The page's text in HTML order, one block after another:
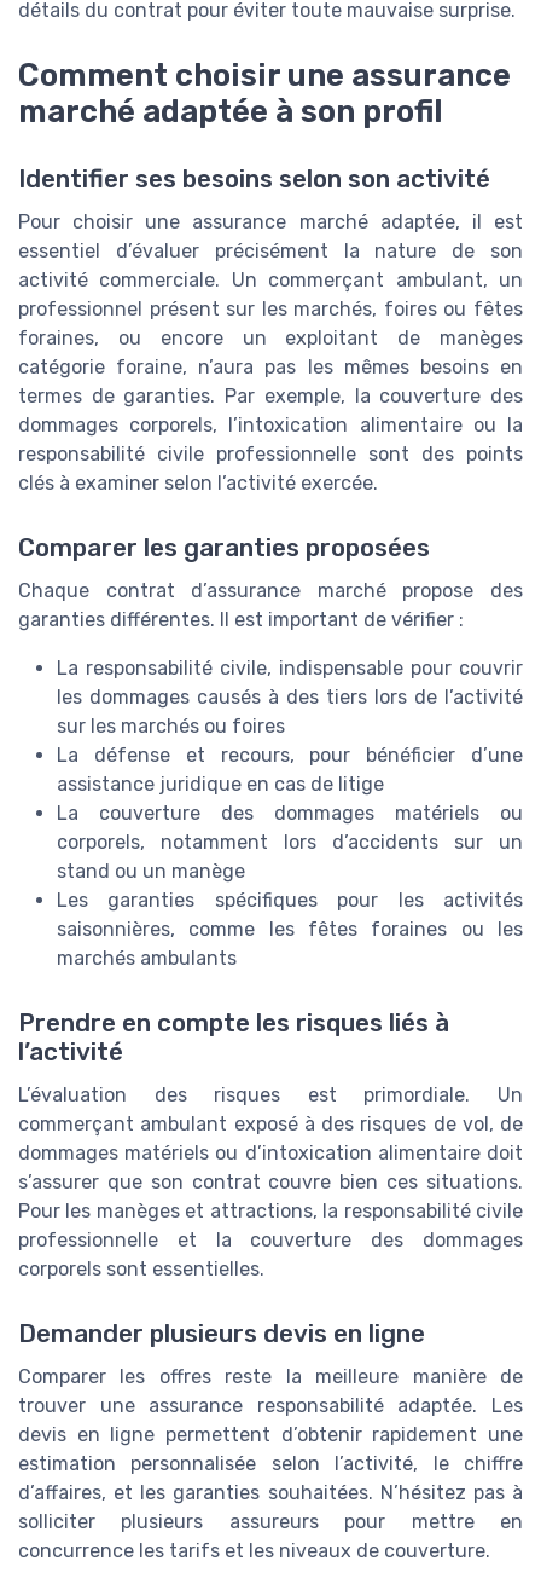
détails du contrat pour éviter toute mauvaise surprise.
Comment choisir une assurance
marché adaptée à son profil
Identifier ses besoins selon son activité
Pour choisir une assurance marché adaptée, il est
essentiel d’évaluer précisément la nature de son
activité commerciale. Un commerçant ambulant, un
professionnel présent sur les marchés, foires ou fêtes
foraines, ou encore un exploitant de manèges
catégorie foraine, n’aura pas les mêmes besoins en
termes de garanties. Par exemple, la couverture des
dommages corporels, l’intoxication alimentaire ou la
responsabilité civile professionnelle sont des points
clés à examiner selon l’activité exercée.
Comparer les garanties proposées
Chaque contrat d’assurance marché propose des
garanties différentes. Il est important de vérifier :
La responsabilité civile, indispensable pour couvrir
les dommages causés à des tiers lors de l’activité
sur les marchés ou foires
La défense et recours, pour bénéficier d’une
assistance juridique en cas de litige
La couverture des dommages matériels ou
corporels, notamment lors d’accidents sur un
stand ou un manège
Les garanties spécifiques pour les activités
saisonnières, comme les fêtes foraines ou les
marchés ambulants
Prendre en compte les risques liés à
l’activité
L’évaluation des risques est primordiale. Un
commerçant ambulant exposé à des risques de vol, de
dommages matériels ou d’intoxication alimentaire doit
s’assurer que son contrat couvre bien ces situations.
Pour les manèges et attractions, la responsabilité civile
professionnelle et la couverture des dommages
corporels sont essentielles.
Demander plusieurs devis en ligne
Comparer les offres reste la meilleure manière de
trouver une assurance responsabilité adaptée. Les
devis en ligne permettent d’obtenir rapidement une
estimation personnalisée selon l’activité, le chiffre
d’affaires, et les garanties souhaitées. N’hésitez pas à
solliciter plusieurs assureurs pour mettre en
concurrence les tarifs et les niveaux de couverture.